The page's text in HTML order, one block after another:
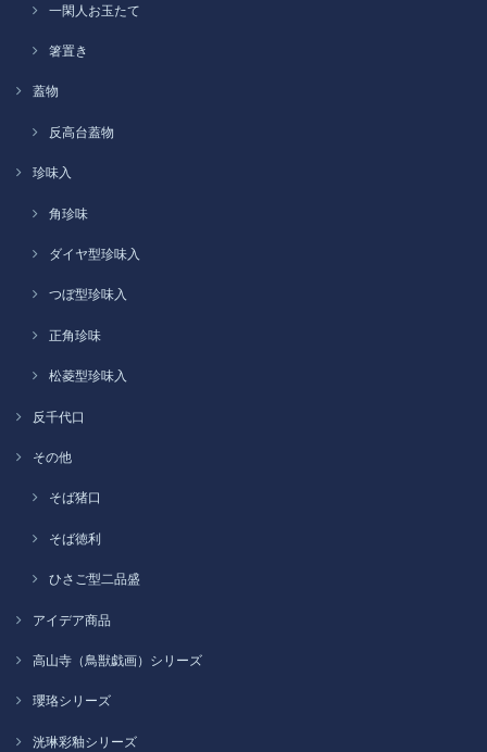
一閑人お玉たて
箸置き
蓋物
反高台蓋物
珍味入
角珍味
ダイヤ型珍味入
つぼ型珍味入
正角珍味
松菱型珍味入
反千代口
その他
そば猪口
そば徳利
ひさご型二品盛
アイデア商品
高山寺（鳥獣戯画）シリーズ
瓔珞シリーズ
洸琳彩釉シリーズ